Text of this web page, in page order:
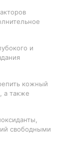
и
кожный
а также
свободными